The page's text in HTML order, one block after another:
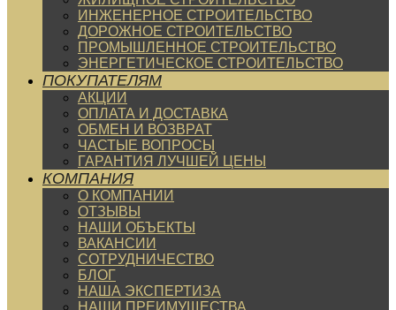
ИНЖЕНЕРНОЕ СТРОИТЕЛЬСТВО
ДОРОЖНОЕ СТРОИТЕЛЬСТВО
ПРОМЫШЛЕННОЕ СТРОИТЕЛЬСТВО
ЭНЕРГЕТИЧЕСКОЕ СТРОИТЕЛЬСТВО
ПОКУПАТЕЛЯМ
АКЦИИ
ОПЛАТА И ДОСТАВКА
ОБМЕН И ВОЗВРАТ
ЧАСТЫЕ ВОПРОСЫ
ГАРАНТИЯ ЛУЧШЕЙ ЦЕНЫ
КОМПАНИЯ
О КОМПАНИИ
ОТЗЫВЫ
НАШИ ОБЪЕКТЫ
ВАКАНСИИ
СОТРУДНИЧЕСТВО
БЛОГ
НАША ЭКСПЕРТИЗА
НАШИ ПРЕИМУЩЕСТВА